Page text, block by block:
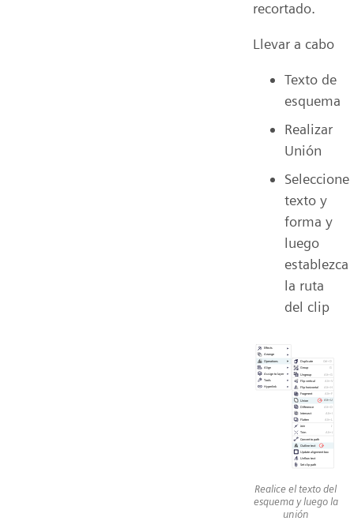
recortado.
Llevar a cabo
Texto de
esquema
Realizar
Unión
Seleccione
texto y
forma y
luego
establezca
la ruta
del clip
Realice el texto del
esquema y luego la
unión